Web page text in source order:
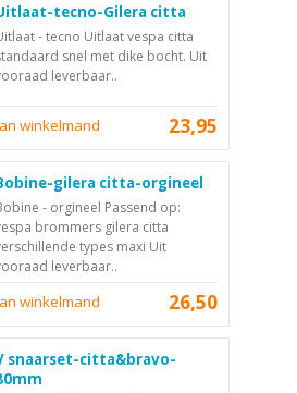
tecno-Gilera citta
- tecno Uitlaat vespa citta
snel met dike bocht. Uit
leverbaar..
23,95
winkelmand
gilera citta-orgineel
- orgineel Passend op:
brommers gilera citta
types maxi Uit
leverbaar..
26,50
winkelmand
snaarset-citta&bravo-